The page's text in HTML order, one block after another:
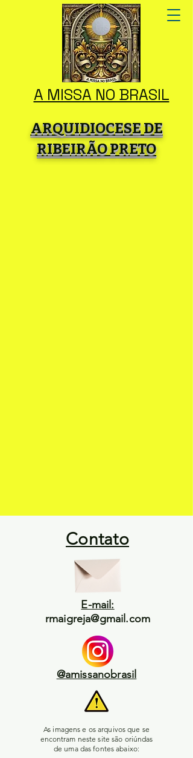
A MISSA NO BRASIL
ARQUIDIOCESE DE
RIBEIRÃO PRETO
Contato
E-mail:
rmaigreja@gmail.com
@amissanobrasil
As imagens e os arquivos que se
encontram neste site são oriúndas
de uma das fontes abaixo: